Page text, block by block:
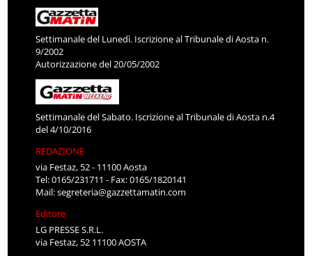
Settimanale del Lunedì. Iscrizione al Tribunale di Aosta n.
9/2002
Autorizzazione del 20/05/2002
Settimanale del Sabato. Iscrizione al Tribunale di Aosta n.4
del 4/10/2016
REDAZIONE
via Festaz, 52 - 11100 Aosta
Tel: 0165/231711 - Fax: 0165/1820141
Mail:segreteria@gazzettamatin.com
Editore
LG PRESSE S.R.L.
via Festaz, 52 11100 AOSTA